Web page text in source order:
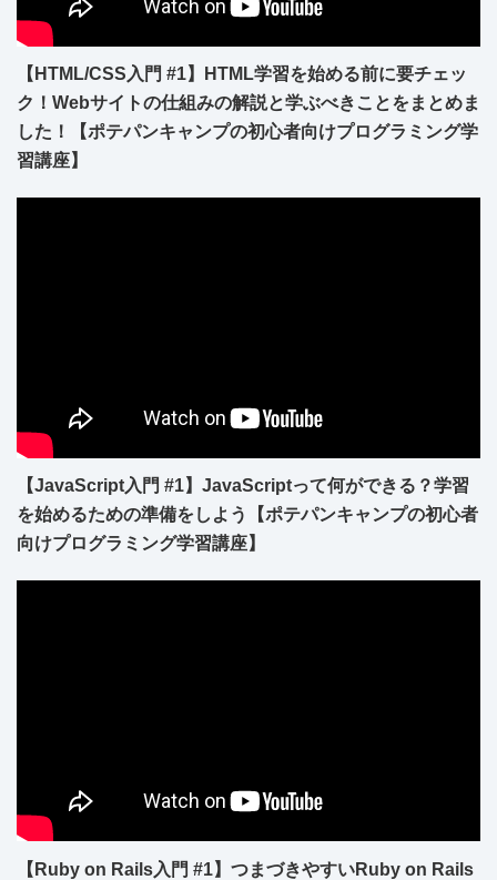
【HTML/CSS入門 #1】HTML学習を始める前に要チェッ
ク！Webサイトの仕組みの解説と学ぶべきことをまとめま
した！【ポテパンキャンプの初心者向けプログラミング学
習講座】
【JavaScript入門 #1】JavaScriptって何ができる？学習
を始めるための準備をしよう【ポテパンキャンプの初心者
向けプログラミング学習講座】
【Ruby on Rails入門 #1】つまづきやすいRuby on Rails